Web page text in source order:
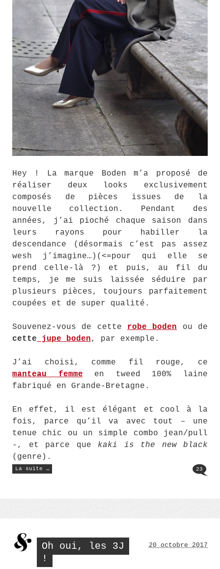
Hey ! La marque Boden m’a proposé de
réaliser deux looks exclusivement
composés de pièces issues de la
nouvelle collection. Pendant des
années, j’ai pioché chaque saison dans
leurs rayons pour habiller la
descendance (désormais c’est pas assez
wesh j’imagine…)(<=pour qui elle se
prend celle-là ?) et puis, au fil du
temps, je me suis laissée séduire par
plusieurs pièces, toujours parfaitement
coupées et de super qualité.
Souvenez-vous de cette robe boden ou de
cette jupe boden, par exemple.
J’ai choisi, comme fil rouge, ce
manteau femme en tweed 100% laine
fabriqué en Grande-Bretagne.
En effet, il est élégant et cool à la
fois, parce qu’il va avec tout – une
tenue chic ou un simple combo jean/pull
-, et parce que kaki is the new black
(genre).
La suite …
« Deux
looks
23
Oh oui, les 3J
!
20 octobre 2017